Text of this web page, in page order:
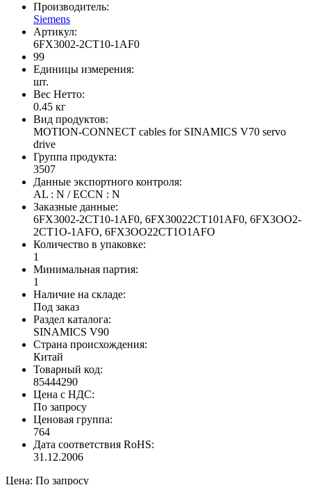
Производитель:
Siemens
Артикул:
6FX3002-2CT10-1AF0
99
Единицы измерения:
шт.
Вес Нетто:
0.45 кг
Вид продуктов:
MOTION-CONNECT cables for SINAMICS V70 servo
drive
Группа продукта:
3507
Данные экспортного контроля:
AL : N / ECCN : N
Заказные данные:
6FX3002-2CT10-1AF0, 6FX30022CT101AF0, 6FX3OO2-
2CT1O-1AFO, 6FX3OO22CT1O1AFO
Количество в упаковке:
1
Минимальная партия:
1
Наличие на складе:
Под заказ
Раздел каталога:
SINAMICS V90
Страна происхождения:
Китай
Товарный код:
85444290
Цена с НДС:
По запросу
Ценовая группа:
764
Дата соответствия RoHS:
31.12.2006
Цена: По запросу